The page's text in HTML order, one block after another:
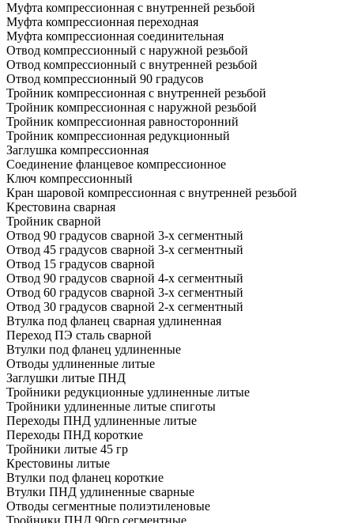
Муфта компрессионная с внутренней резьбой
Муфта компрессионная переходная
Муфта компрессионная соединительная
Отвод компрессионный с наружной резьбой
Отвод компрессионный с внутренней резьбой
Отвод компрессионный 90 градусов
Тройник компрессионная с внутренней резьбой
Тройник компрессионная с наружной резьбой
Тройник компрессионная равносторонний
Тройник компрессионная редукционный
Заглушка компрессионная
Соединение фланцевое компрессионное
Ключ компрессионный
Кран шаровой компрессионная с внутренней резьбой
Крестовина сварная
Тройник сварной
Отвод 90 градусов сварной 3-х сегментный
Отвод 45 градусов сварной 3-х сегментный
Отвод 15 градусов сварной
Отвод 90 градусов сварной 4-х сегментный
Отвод 60 градусов сварной 3-х сегментный
Отвод 30 градусов сварной 2-х сегментный
Втулка под фланец сварная удлиненная
Переход ПЭ сталь сварной
Втулки под фланец удлиненные
Отводы удлиненные литые
Заглушки литые ПНД
Тройники редукционные удлиненные литые
Тройники удлиненные литые спиготы
Переходы ПНД удлиненные литые
Переходы ПНД короткие
Тройники литые 45 гр
Крестовины литые
Втулки под фланец короткие
Втулки ПНД удлиненные сварные
Отводы сегментные полиэтиленовые